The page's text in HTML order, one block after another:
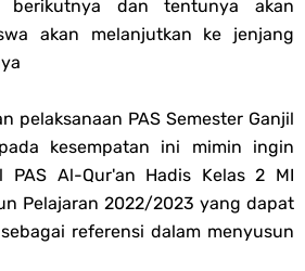
PPG 2025
Akhlak PPG 2025
Tugas Refleksi Modul Pedagogik Al-
Hadis PPG 2025
berikutnya dan tentunya akan
akan melanjutkan ke jenjang
pelaksanaan PAS Semester Ganjil
kesempatan ini mimin ingin
PAS Al-Qur'an Hadis Kelas 2 MI
Pelajaran 2022/2023 yang dapat
referensi dalam menyusun